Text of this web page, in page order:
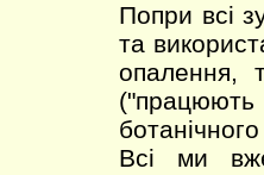
Попри всі
та
опалення,
("працюють
Всі ми